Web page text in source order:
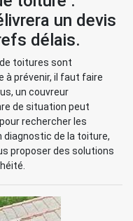
un devis
délais.
toitures sont
à prévenir, il faut faire
un couvreur
de situation peut
rechercher les
diagnostic de la toiture,
proposer des solutions